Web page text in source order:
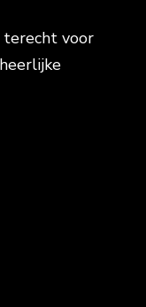
terecht voor